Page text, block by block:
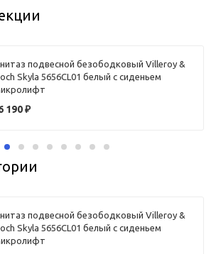
подвесной безободковый Villeroy &
Skyla 5656CL01 белый с сиденьем
190₽
подвесной безободковый Villeroy &
Skyla 5656CL01 белый с сиденьем